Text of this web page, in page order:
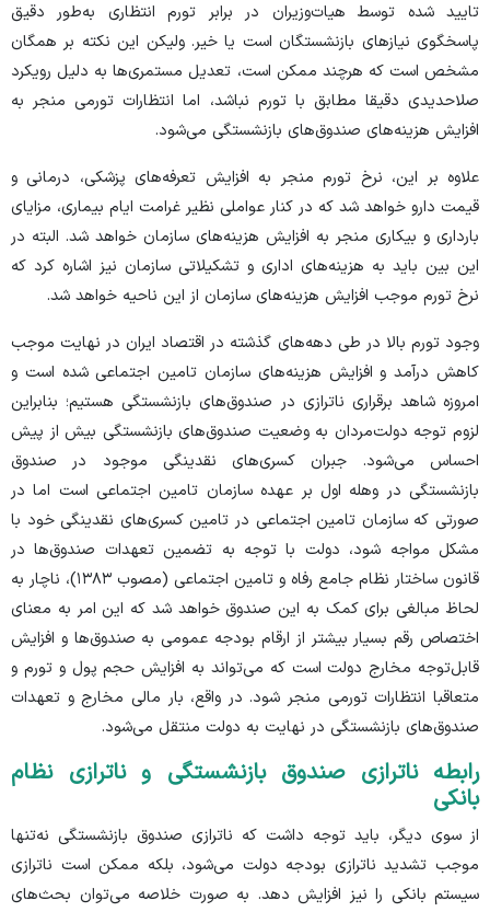
تایید شده توسط هیات‌وزیران در برابر تورم انتظاری به‌طور دقیق
پاسخگوی نیاز‌های بازنشستگان است یا خیر. ولیکن این نکته بر همگان
مشخص است که هرچند ممکن است، تعدیل مستمری‌ها به دلیل رویکرد
صلاحدیدی دقیقا مطابق با تورم نباشد، اما انتظارات تورمی منجر به
افزایش هزینه‌های صندوق‌های بازنشستگی می‌شود.
علاوه بر این، نرخ تورم منجر به افزایش تعرفه‌های پزشکی، درمانی و
قیمت دارو خواهد شد که در کنار عواملی نظیر غرامت ایام بیماری، مزایای
بارداری و بیکاری منجر به افزایش هزینه‌های سازمان خواهد شد. البته در
این بین باید به هزینه‌های اداری و تشکیلاتی سازمان نیز اشاره کرد که
نرخ تورم موجب افزایش هزینه‌های سازمان از این ناحیه خواهد شد.
وجود تورم بالا در طی دهه‌های گذشته در اقتصاد ایران در نهایت موجب
کاهش درآمد و افزایش هزینه‌های سازمان تامین اجتماعی شده است و
امروزه شاهد برقراری ناترازی در صندوق‌های بازنشستگی هستیم؛ بنابراین
لزوم توجه دولت‌مردان به وضعیت صندوق‌های بازنشستگی بیش از پیش
احساس می‌شود. جبران کسری‌های نقدینگی موجود در صندوق
بازنشستگی در وهله اول بر عهده سازمان تامین اجتماعی است اما در
صورتی که سازمان تامین اجتماعی در تامین کسری‌های نقدینگی خود با
مشکل مواجه شود، دولت با توجه به تضمین تعهدات صندوق‌ها در
قانون ساختار نظام جامع رفاه و تامین اجتماعی (مصوب ۱۳۸۳)، ناچار به
لحاظ مبالغی برای کمک به این صندوق خواهد شد که این امر به معنای
اختصاص رقم بسیار بیشتر از ارقام بودجه عمومی به صندوق‌ها و افزایش
قابل‌توجه مخارج دولت است که می‌تواند به افزایش حجم پول و تورم و
متعاقبا انتظارات تورمی منجر شود. در واقع، بار مالی مخارج و تعهدات
صندوق‌های بازنشستگی در نهایت به دولت منتقل می‌شود.
رابطه ناترازی صندوق بازنشستگی و ناترازی نظام
بانکی
از سوی دیگر، باید توجه داشت که ناترازی صندوق بازنشستگی نه‌تنها
موجب تشدید ناترازی بودجه دولت می‌شود، بلکه ممکن است ناترازی
سیستم بانکی را نیز افزایش دهد. به صورت خلاصه می‌توان بحث‌های